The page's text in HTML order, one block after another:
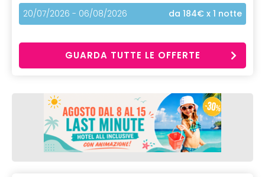
20/07/2026 - 06/08/2026
da 184€ x 1 notte
GUARDA TUTTE LE OFFERTE